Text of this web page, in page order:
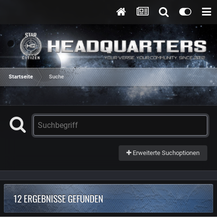
Startseite Suche
Erweiterte Suchoptionen
12 ERGEBNISSE GEFUNDEN